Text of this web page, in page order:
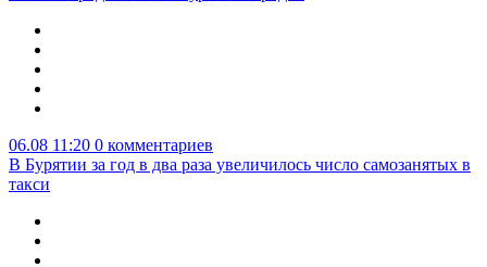
06.08 11:20 0 комментариев
В Бурятии за год в два раза увеличилось число самозанятых в
такси